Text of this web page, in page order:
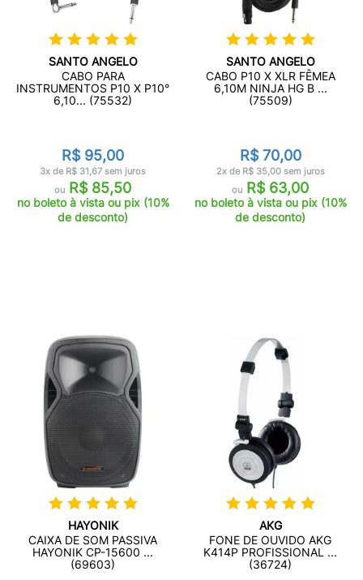
SANTO ANGELO
CABO PARA
INSTRUMENTOS P10 X P10°
6,10... (75532)
R$ 95,00
3x de R$ 31,67 sem juros
ou R$ 85,50
no boleto à vista ou pix (10%
de desconto)
SANTO ANGELO
CABO P10 X XLR FÊMEA
6,10M NINJA HG B ...
(75509)
R$ 70,00
2x de R$ 35,00 sem juros
ou R$ 63,00
no boleto à vista ou pix (10%
de desconto)
HAYONIK
CAIXA DE SOM PASSIVA
HAYONIK CP-15600 ...
(69603)
AKG
FONE DE OUVIDO AKG
K414P PROFISSIONAL ...
(36724)